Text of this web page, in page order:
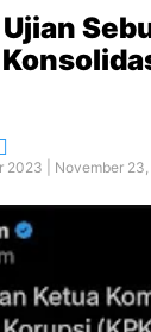
2023 | November